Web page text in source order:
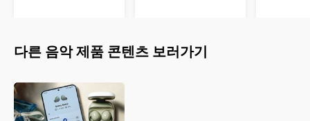
다른 음악제품 콘텐츠 보러가기